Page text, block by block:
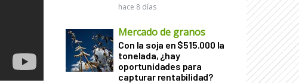
hace 8 días
Mercado de granos
Con la soja en $515.000 la
tonelada, ¿hay
oportunidades para
capturar rentabilidad?